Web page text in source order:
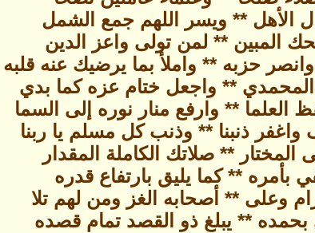
الأهل ** ويسر اللهم جمع الشمل
المبين ** لمن تولى واعز الدين
حزبه ** واملأ بما يرضيك عنه قلبه
المحمدي ** واجعل ختام عزه كما بدي
** وارفع منار نوره إلى السما
ذنبنا ** وذنب كل مسلم يا ربنا
** صلاتك الكاملة المقدار
بأمره ** كما يليق بارتفاع قدره
وعلى ** أصحابه الغز ومن لهم تلا
بحمده ** يبلغ ذو القصد تمام قصده